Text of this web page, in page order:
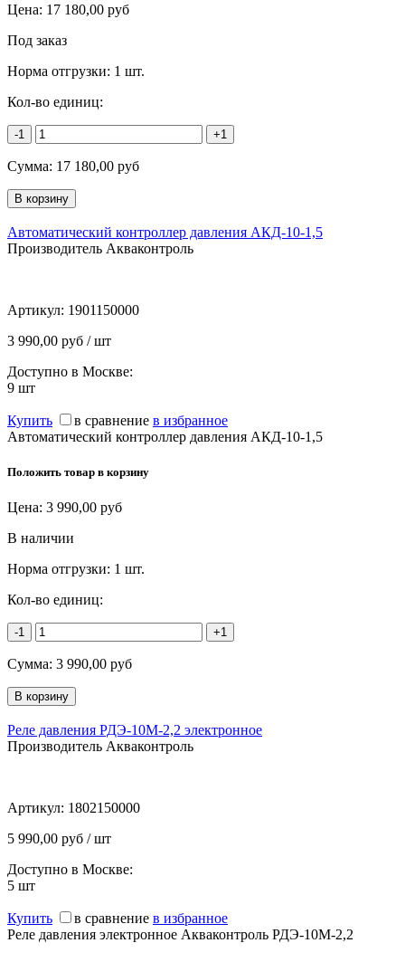
Цена: 17 180,00 руб
Под заказ
Норма отгрузки: 1 шт.
Кол-во единиц:
-1 +1
Сумма: 17 180,00 руб
Автоматический контроллер давления АКД-10-1,5
Производитель Акваконтроль
Артикул: 1901150000
3 990,00 руб / шт
Доступно в Москве:
9 шт
Купить в сравнение в избранное
Автоматический контроллер давления АКД-10-1,5
Положить товар в корзину
Цена: 3 990,00 руб
В наличии
Норма отгрузки: 1 шт.
Кол-во единиц:
-1 +1
Сумма: 3 990,00 руб
Реле давления РДЭ-10М-2,2 электронное
Производитель Акваконтроль
Артикул: 1802150000
5 990,00 руб / шт
Доступно в Москве:
5 шт
Купить в сравнение в избранное
Реле давления электронное Акваконтроль РДЭ-10М-2,2